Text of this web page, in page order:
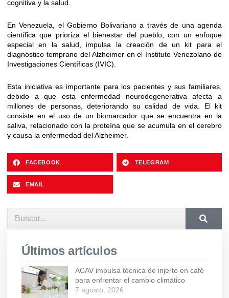
cognitiva y la salud.
En Venezuela, el Gobierno Bolivariano a través de una agenda
científica que prioriza el bienestar del pueblo, con un enfoque
especial en la salud, impulsa la creación de un kit para el
diagnóstico temprano del Alzheimer en el Instituto Venezolano de
Investigaciones Científicas (IVIC).
Esta iniciativa es importante para los pacientes y sus familiares,
debido a que esta enfermedad neurodegenerativa afecta a
millones de personas, deteriorando su calidad de vida. El kit
consiste en el uso de un biomarcador que se encuentra en la
saliva, relacionado con la proteína que se acumula en el cerebro
y causa la enfermedad del Alzheimer.
FACEBOOK TELEGRAM
EMAIL
Últimos artículos
ACAV impulsa técnica de injerto en café
para enfrentar el cambio climático
7 agosto, 2026